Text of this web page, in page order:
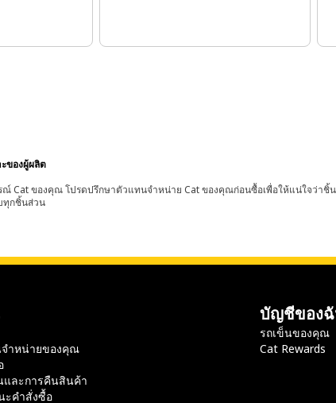
ของผู้ผลิต
Cat ของคุณ โปรดปรึกษาตัวแทนจำหน่าย Cat ของคุณก่อนซื้อเพื่อให้แน่ใจว่า
ทุกชิ้นส่วน
ำหน่ายของคุณ
และการคืนสินค้า
ะคำสั่งซื้อ
บัญชีของ
รถเข็นของคุณ
Cat Rewards